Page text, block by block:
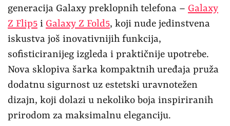
generacija Galaxy preklopnih telefona – Galaxy
Z Flip5 i Galaxy Z Fold5, koji nude jedinstvena
iskustva još inovativnijih funkcija,
sofisticiranijeg izgleda i praktičnije upotrebe.
Nova sklopiva šarka kompaktnih uređaja pruža
dodatnu sigurnost uz estetski uravnotežen
dizajn, koji dolazi u nekoliko boja inspiriranih
prirodom za maksimalnu eleganciju.